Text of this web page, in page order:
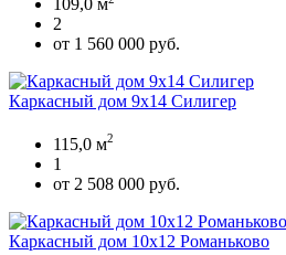
109,0 м
2
от 1 560 000 руб.
Каркасный дом 9х14 Силигер
115,0 м2
1
от 2 508 000 руб.
Каркасный дом 10х12 Романьково